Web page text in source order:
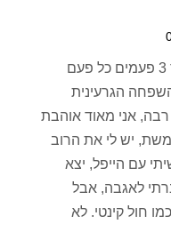
מתכון מעולה, הכנתי כבר 3 פעמים כל פעם
הגרעינית
אני מאוד אוהבת
יש לי את הרוב
עם הייפל, יצא
לאגבה, אבל
חול קינטי. לא